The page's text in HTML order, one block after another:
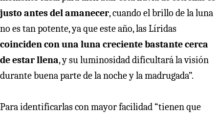
justo antes del amanecer, cuando el brillo de la luna
no es tan potente, ya que este año, las Líridas
coinciden con una luna creciente bastante cerca
de estar llena, y su luminosidad dificultará la visión
durante buena parte de la noche y la madrugada”.
Para identificarlas con mayor facilidad “tienen que